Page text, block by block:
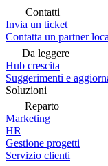
Contatti
Invia un ticket
Contatta un partner
Da leggere
Hub crescita
Suggerimenti e
Soluzioni
Reparto
Marketing
HR
Gestione progetti
Servizio clienti